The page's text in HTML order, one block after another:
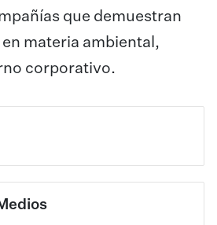
que demuestran
materia ambiental,
corporativo.